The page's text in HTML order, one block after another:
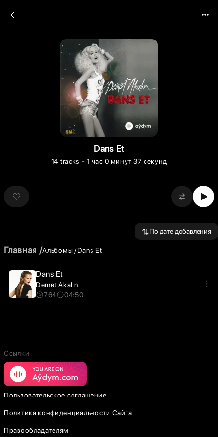
Dans Et
14 tracks - 1 час 0 минут 37 секунд
По дате добавления
Главная Альбомы Dans Et
Dans Et
Demet Akalin
764
04:50
Ссылки
Пользовательское соглашение
Политика конфиденциальности Сайта
Правообладателям